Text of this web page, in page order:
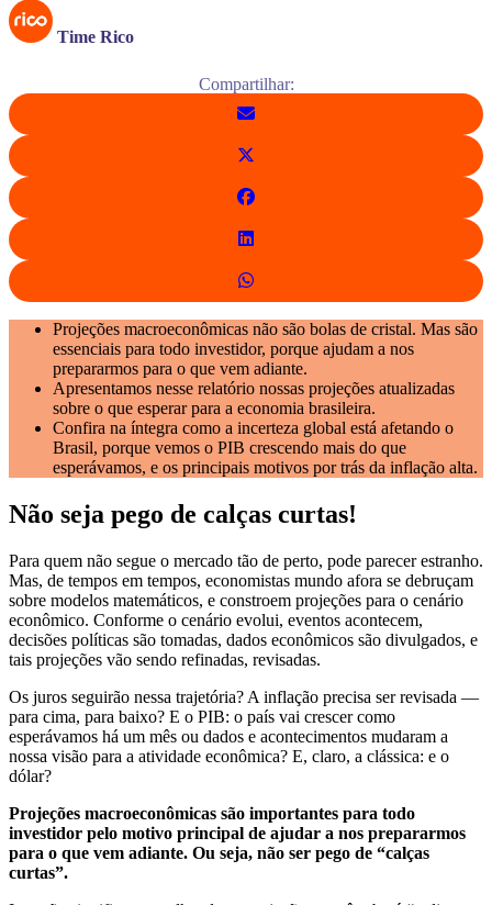
Time Rico
Compartilhar:
Projeções macroeconômicas não são bolas de cristal. Mas são
essenciais para todo investidor, porque ajudam a nos
prepararmos para o que vem adiante.
Apresentamos nesse relatório nossas projeções atualizadas
sobre o que esperar para a economia brasileira.
Confira na íntegra como a incerteza global está afetando o
Brasil, porque vemos o PIB crescendo mais do que
esperávamos, e os principais motivos por trás da inflação alta.
Não seja pego de calças curtas!
Para quem não segue o mercado tão de perto, pode parecer estranho.
Mas, de tempos em tempos, economistas mundo afora se debruçam
sobre modelos matemáticos, e constroem projeções para o cenário
econômico. Conforme o cenário evolui, eventos acontecem,
decisões políticas são tomadas, dados econômicos são divulgados, e
tais projeções vão sendo refinadas, revisadas.
Os juros seguirão nessa trajetória? A inflação precisa ser revisada —
para cima, para baixo? E o PIB: o país vai crescer como
esperávamos há um mês ou dados e acontecimentos mudaram a
nossa visão para a atividade econômica? E, claro, a clássica: e o
dólar?
Projeções macroeconômicas são importantes para todo
investidor pelo motivo principal de ajudar a nos prepararmos
para o que vem adiante. Ou seja, não ser pego de “calças
curtas”.